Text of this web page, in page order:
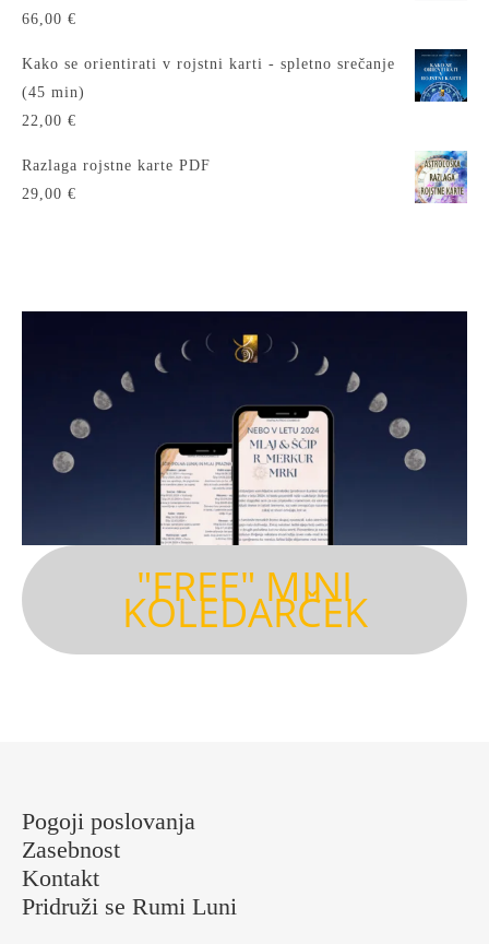
66,00 €
Kako se orientirati v rojstni karti - spletno srečanje
(45 min)
22,00 €
Razlaga rojstne karte PDF
29,00 €
"FREE" MINI
KOLEDARČEK
Pogoji poslovanja
Zasebnost
Kontakt
Pridruži se Rumi Luni